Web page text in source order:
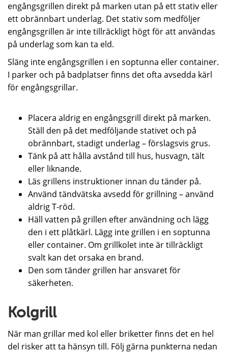
engångsgrillen direkt på marken utan på ett stativ eller
ett obrännbart underlag. Det stativ som medföljer
engångsgrillen är inte tillräckligt högt för att användas
på underlag som kan ta eld.
Släng inte engångsgrillen i en soptunna eller container.
I parker och på badplatser finns det ofta avsedda kärl
för engångsgrillar.
Placera aldrig en engångsgrill direkt på marken.
Ställ den på det medföljande stativet och på
obrännbart, stadigt underlag – förslagsvis grus.
Tänk på att hålla avstånd till hus, husvagn, tält
eller liknande.
Läs grillens instruktioner innan du tänder på.
Använd tändvätska avsedd för grillning – använd
aldrig T-röd.
Häll vatten på grillen efter användning och lägg
den i ett plåtkärl. Lägg inte grillen i en soptunna
eller container. Om grillkolet inte är tillräckligt
svalt kan det orsaka en brand.
Den som tänder grillen har ansvaret för
säkerheten.
Kolgrill
När man grillar med kol eller briketter finns det en hel
del risker att ta hänsyn till. Följ gärna punkterna nedan